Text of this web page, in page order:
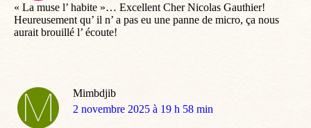
« La muse l’ habite »… Excellent Cher Nicolas Gauthier!
Heureusement qu’ il n’ a pas eu une panne de micro, ça nous
aurait brouillé l’ écoute!
Mimbdjib
dit
2 novembre 2025 à 19 h 58 min